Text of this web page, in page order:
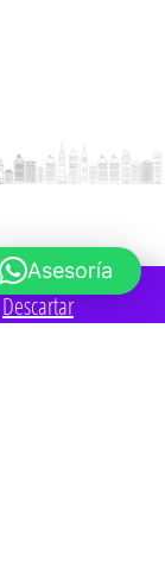
Descartar
Asesoría